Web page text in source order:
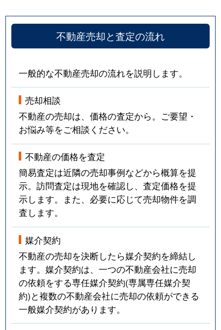
不動産売却と査定の流れ
一般的な不動産売却の流れを説明します。
売却相談
不動産の売却は、価格の査定から。ご要望・
お悩み等をご相談ください。
不動産の価格を査定
簡易査定は近隣の売却事例などから概算を提
示。訪問査定は現地を確認し、査定価格を提
示します。また、必要に応じて売却物件を調
査します。
媒介契約
不動産の売却を決断したら媒介契約を締結し
ます。媒介契約は、一つの不動産会社に売却
の依頼をする専任媒介契約(専属専任媒介契
約)と複数の不動産会社に売却の依頼ができる
一般媒介契約があります。